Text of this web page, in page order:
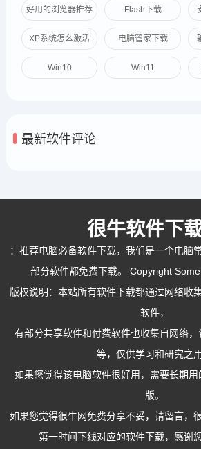
好用的浏览器推荐 Flash下载
XP系统怎么激活 电脑管家下载
Win10 Win11
最新软件评论
很牛软件下
： 推荐电脑必备软件下载，我们是一个电脑
部分软件都免费下载。 Copyright
版权说明：本站所有软件下载都通过网络收
软件，
有部分共享软件和付费软件也收集自网络
等，仅供学习和研究之用
如果您觉得该电脑软件很好用，需要长期
版。
如果您觉得很牛网免费分享不妥，请留言，
第一时间下线对应的软件下载，感谢